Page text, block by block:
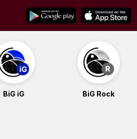
BiG iG BiG Rock